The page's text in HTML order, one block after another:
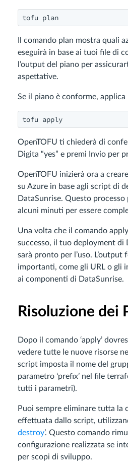
tofu plan
Il comando plan mostra quali
eseguirà in base ai tuoi file di
l’output del piano per
aspettative.
Se il piano è conforme, applica
tofu apply
OpenTOFU ti chiederà di
Digita “yes” e premi Invio per
OpenTOFU inizierà ora a
su Azure in base agli script di
DataSunrise. Questo
alcuni minuti per essere
Una volta che il comando
successo, il tuo deployment di
sarà pronto per l’uso. L’output
importanti, come gli URL o gli
ai componenti di DataSunrise.
Risoluzione dei
Dopo il comando ‘apply’
vedere tutte le nuove risorse
script imposta il nome del
parametro ‘prefix’ nel file
tutti i parametri).
Puoi sempre eliminare tutta la
effettuata dallo script,
destroy’. Questo comando
configurazione realizzata se
per scopi di sviluppo.